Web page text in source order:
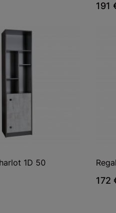
191
1D 50
172